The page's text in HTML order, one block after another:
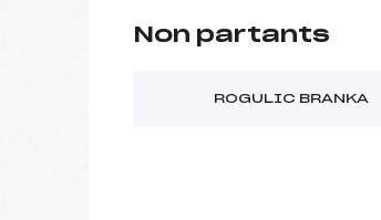
Non partants
ROGULIC BRANKA